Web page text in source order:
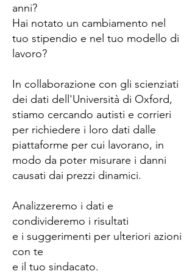
anni?
Hai notato un cambiamento nel
tuo stipendio e nel tuo modello di
lavoro?
In collaborazione con gli scienziati
dei dati dell'Università di Oxford,
stiamo cercando autisti e corrieri
per richiedere i loro dati dalle
piattaforme per cui lavorano, in
modo da poter misurare i danni
causati dai prezzi dinamici.
Analizzeremo i dati e
condivideremo i risultati
e i suggerimenti per ulteriori azioni
con te
e il tuo sindacato.